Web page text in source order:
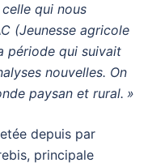
qui nous
(Jeunesse agricole
période qui suivait
nouvelles. On
paysan et rural. »
depuis par
principale